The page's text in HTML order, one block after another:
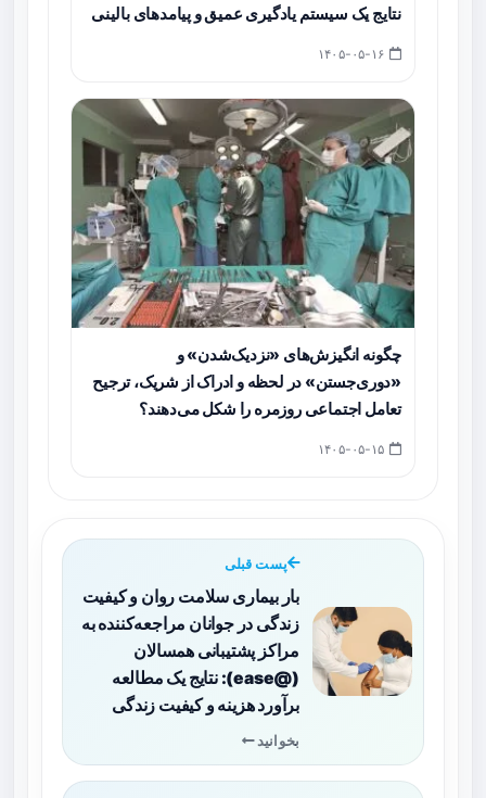
نتایج یک سیستم یادگیری عمیق و پیامدهای بالینی
چگونه انگیزش‌های «نزدیک‌شدن» و
«دوری‌جستن» در لحظه و ادراک از شریک، ترجیح
تعامل اجتماعی روزمره را شکل می‌دهند؟
پست قبلی
بار بیماری سلامت روان و کیفیت
زندگی در جوانان مراجعه‌کننده به
مراکز پشتیبانی همسالان
(@ease): نتایج یک مطالعه
برآورد هزینه و کیفیت زندگی
بخوانید